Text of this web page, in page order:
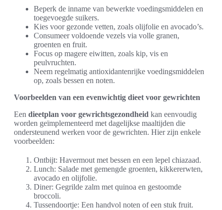
Beperk de inname van bewerkte voedingsmiddelen en
toegevoegde suikers.
Kies voor gezonde vetten, zoals olijfolie en avocado’s.
Consumeer voldoende vezels via volle granen,
groenten en fruit.
Focus op magere eiwitten, zoals kip, vis en
peulvruchten.
Neem regelmatig antioxidantenrijke voedingsmiddelen
op, zoals bessen en noten.
Voorbeelden van een evenwichtig dieet voor gewrichten
Een dieetplan voor gewrichtsgezondheid kan eenvoudig
worden geïmplementeerd met dagelijkse maaltijden die
ondersteunend werken voor de gewrichten. Hier zijn enkele
voorbeelden:
Ontbijt: Havermout met bessen en een lepel chiazaad.
Lunch: Salade met gemengde groenten, kikkererwten,
avocado en olijfolie.
Diner: Gegrilde zalm met quinoa en gestoomde
broccoli.
Tussendoortje: Een handvol noten of een stuk fruit.